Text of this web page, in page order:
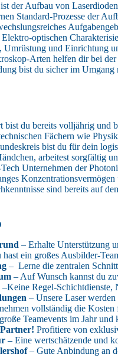
der Aufbau von
Standard-Prozesse der
optischen
Umrüstung und Einrichtung
Arten helfen dir bei
bist du sicher im
bist du bereits volljährig und
Fächern wie
bist du für dein
arbeitest sorgfältig
Unternehmen der
sind bereits auf
– Erhalte Unterstützung
hast ein großes Ausbilder-
– Lerne die zentralen
– Auf Wunsch kannst du
–Keine Regel-Schichtdienste,
– Unsere Laser
vollständig die Kosten
Teamevents im Jahr und
Profitiere von
–Eine wertschätzende und
– Gute Anbindung an